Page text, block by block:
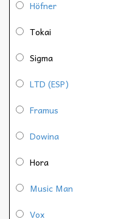
Höfner
Tokai
Sigma
LTD (ESP)
Framus
Dowina
Hora
Music Man
Vox